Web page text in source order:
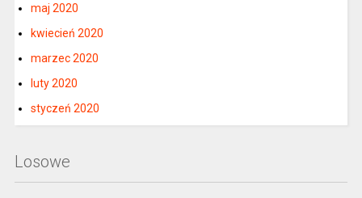
maj 2020
kwiecień 2020
marzec 2020
luty 2020
styczeń 2020
Losowe